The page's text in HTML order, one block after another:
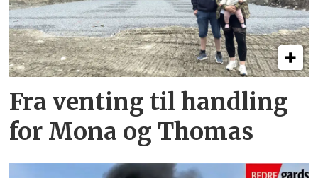
Fra venting til handling
for Mona og Thomas